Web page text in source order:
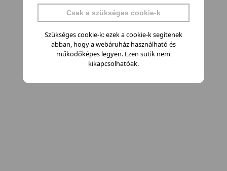
Csak a szükséges cookie-k
Szükséges cookie-k: ezek a cookie-k segítenek
abban, hogy a webáruház használható és
működőképes legyen. Ezen sütik nem
kikapcsolhatóak.